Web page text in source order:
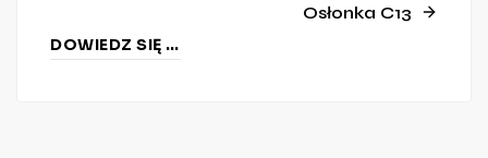
Osłonka C13
DOWIEDZ SIĘ WIĘCEJ